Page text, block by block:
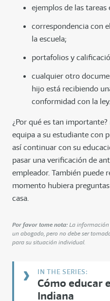
ejemplos de las tareas
correspondencia con
la escuela;
portafolios y
cualquier otro
hijo está recibiendo
conformidad con la ley.
¿Por qué es tan
equipa a su estudiante con
así continuar con su
pasar una verificación de
empleador. También puede
momento hubiera
casa.
Por favor tome nota: La información
un abogado, pero no debe ser
para su situación individual.
Cómo educar
Indiana